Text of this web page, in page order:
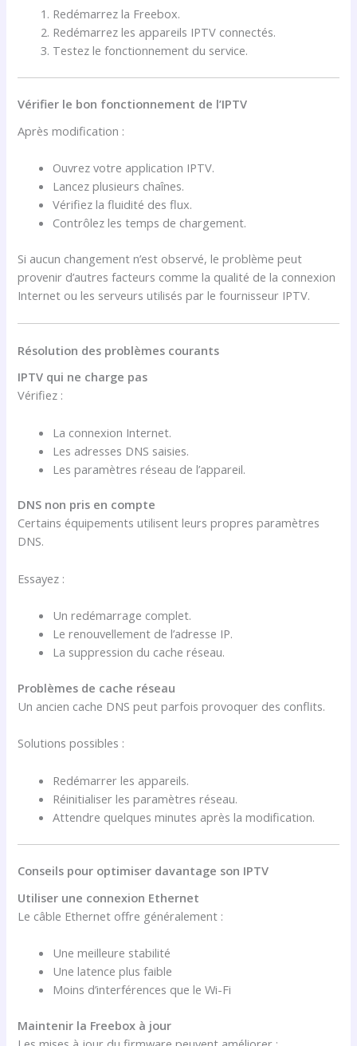
Redémarrez la Freebox.
Redémarrez les appareils IPTV connectés.
Testez le fonctionnement du service.
Vérifier le bon fonctionnement de l’IPTV
Après modification :
Ouvrez votre application IPTV.
Lancez plusieurs chaînes.
Vérifiez la fluidité des flux.
Contrôlez les temps de chargement.
Si aucun changement n’est observé, le problème peut
provenir d’autres facteurs comme la qualité de la connexion
Internet ou les serveurs utilisés par le fournisseur IPTV.
Résolution des problèmes courants
IPTV qui ne charge pas
Vérifiez :
La connexion Internet.
Les adresses DNS saisies.
Les paramètres réseau de l’appareil.
DNS non pris en compte
Certains équipements utilisent leurs propres paramètres
DNS.
Essayez :
Un redémarrage complet.
Le renouvellement de l’adresse IP.
La suppression du cache réseau.
Problèmes de cache réseau
Un ancien cache DNS peut parfois provoquer des conflits.
Solutions possibles :
Redémarrer les appareils.
Réinitialiser les paramètres réseau.
Attendre quelques minutes après la modification.
Conseils pour optimiser davantage son IPTV
Utiliser une connexion Ethernet
Le câble Ethernet offre généralement :
Une meilleure stabilité
Une latence plus faible
Moins d’interférences que le Wi-Fi
Maintenir la Freebox à jour